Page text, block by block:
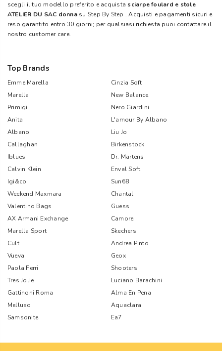
scegli il tuo modello preferito e acquista sciarpe foulard e stole
ATELIER DU SAC donna su Step By Step . Acquisti e pagamenti sicuri e
reso garantito entro 30 giorni; per qualsiasi richiesta puoi contattare il
nostro customer care.
Top Brands
Emme Marella
Cinzia Soft
Marella
New Balance
Primigi
Nero Giardini
Anita
L'amour By Albano
Albano
Liu Jo
Callaghan
Birkenstock
Iblues
Dr. Martens
Calvin Klein
Enval Soft
Igi&co
Sun68
Weekend Maxmara
Chantal
Valentino Bags
Guess
AX Armani Exchange
Camore
Marella Sport
Skechers
Cult
Andrea Pinto
Vueva
Geox
Paola Ferri
Shooters
Tres Jolie
Luciano Barachini
Gattinoni Roma
Alma En Pena
Melluso
Aquaclara
Samsonite
Ea7